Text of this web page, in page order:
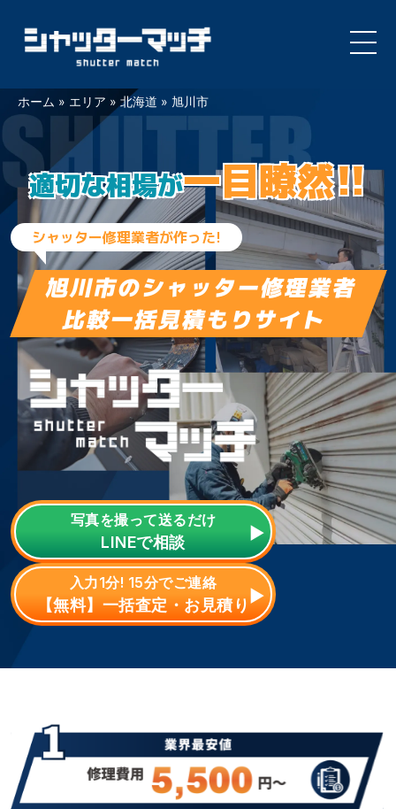
Skip
to
content
ホーム » エリア » 北海道 » 旭川市
適切な相場が一目瞭然!!
シャッター修理業者が作った!
旭川市のシャッター修理業者
比較一括見積もりサイト
写真を撮って送るだけ
LINEで相談
入力1分! 15分でご連絡
【無料】一括査定・お見積り